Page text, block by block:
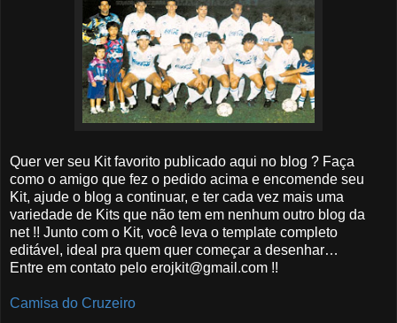
Quer ver seu Kit favorito publicado aqui no blog ? Faça
como o amigo que fez o pedido acima e encomende seu
Kit, ajude o blog a continuar, e ter cada vez mais uma
variedade de Kits que não tem em nenhum outro blog da
net !! Junto com o Kit, você leva o template completo
editável, ideal pra quem quer começar a desenhar…
Entre em contato pelo erojkit@gmail.com !!
Camisa do Cruzeiro